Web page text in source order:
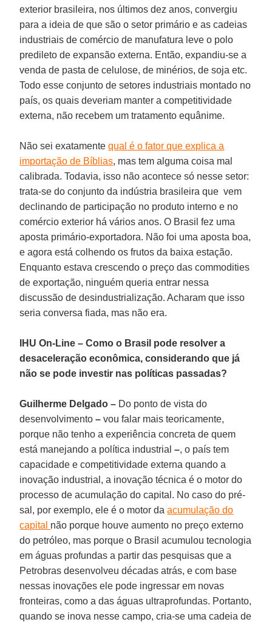
exterior brasileira, nos últimos dez anos, convergiu
para a ideia de que são o setor primário e as cadeias
industriais de comércio de manufatura leve o polo
predileto de expansão externa. Então, expandiu-se a
venda de pasta de celulose, de minérios, de soja etc.
Todo esse conjunto de setores industriais montado no
país, os quais deveriam manter a competitividade
externa, não recebem um tratamento equânime.
Não sei exatamentequal é o fator que explica a
importação de Bíblias, mas tem alguma coisa mal
calibrada. Todavia, isso não acontece só nesse setor:
trata-se do conjunto da indústria brasileira que vem
declinando de participação no produto interno e no
comércio exterior há vários anos. O Brasil fez uma
aposta primário-exportadora. Não foi uma aposta boa,
e agora está colhendo os frutos da baixa estação.
Enquanto estava crescendo o preço das commodities
de exportação, ninguém queria entrar nessa
discussão de desindustrialização. Acharam que isso
seria conversa fiada, mas não era.
IHU On-Line– Como o Brasil pode resolver a
desaceleração econômica, considerando que já
não se pode investir nas políticas passadas?
Guilherme Delgado – Do ponto de vista do
desenvolvimento– vou falar mais teoricamente,
porque não tenho a experiência concreta de quem
está manejando a política industrial–, o país tem
capacidade e competitividade externa quando a
inovação industrial, a inovação técnica é o motor do
processo de acumulação do capital. No caso do pré-
sal, por exemplo, ele é o motor daacumulação do
capital não porque houve aumento no preço externo
do petróleo, mas porque o Brasil acumulou tecnologia
em águas profundas a partir das pesquisas que a
Petrobras desenvolveu décadas atrás, e com base
nessas inovações ele pode ingressar em novas
fronteiras, como a das águas ultraprofundas. Portanto,
quando se inova nesse campo, cria-se uma cadeia de